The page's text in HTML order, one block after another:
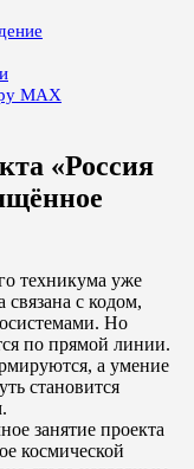
MAX
«Россия
техникума уже
с кодом,
Но
по прямой линии.
а умение
становится
занятие проекта
космической